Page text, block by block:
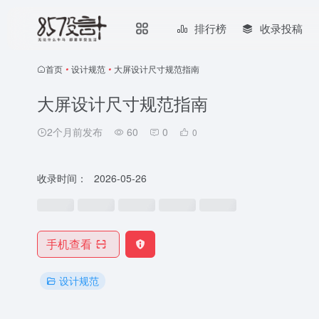
排行榜 收录投稿
首页 • 设计规范 • 大屏设计尺寸规范指南
大屏设计尺寸规范指南
2个月前发布 60 0 0
收录时间： 2026-05-26
手机查看
设计规范